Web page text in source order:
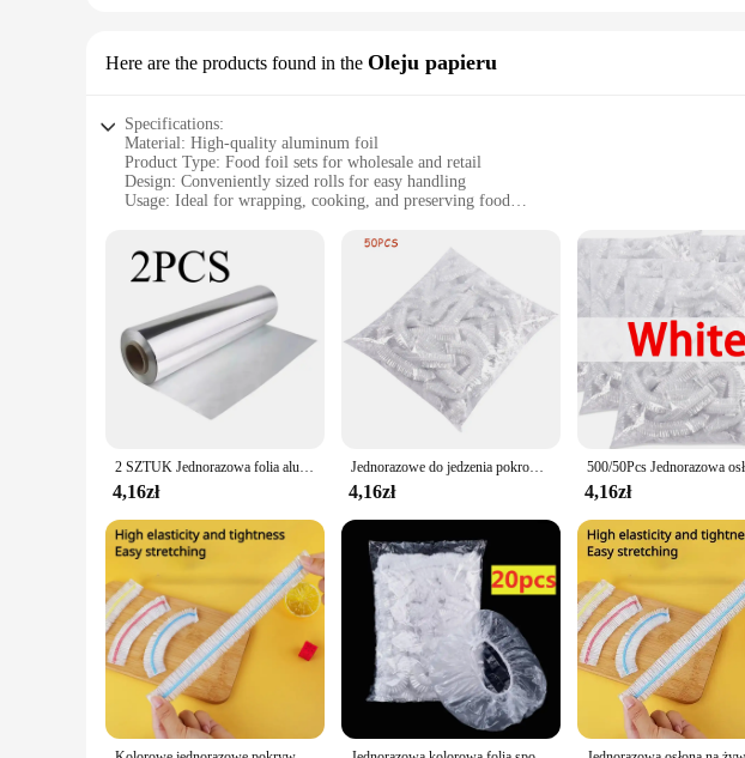
Here are the products found in the Oleju papieru
Specifications:
Material: High-quality aluminum foil
Product Type: Food foil sets for wholesale and retail
Design: Conveniently sized rolls for easy handling
Usage: Ideal for wrapping, cooking, and preserving food
Quantity: Available in bulk for commercial and personal use
Features:
|Wholesale|Vendors|
**Versatile and Durable**
The Oleju papieru food foil is a staple in any kitchen or food service establishment.
ensuring your food is cooked evenly and safely. Whether you're a professional chef or a
of dishes.
The Oleju papieru food foil is not just about durability; it's also about convenience. The
use. The sleek design of the foil allows for a tight seal, locking in flavors and preventing
your family, the Oleju papieru food foil will help you achieve professional-grade results
**Sustainable and Economical**
In an era where sustainability is a growing concern, the Oleju papieru food foil is a
With bulk options available, you can purchase in large quantities, reducing waste and
supplier, or a home cook looking to make a sustainable choice, the Oleju papieru food
2 SZTUK Jednorazowa folia aluminiowa Rolka papieru Odporna na olej Nieprzywierająca folia aluminiowa Rolka Food Grade Papier do pakowania Grillowanie Pieczenie
4,16zł
Jednorazowe do jedzenia pokrowiec folia plastikowa elastyczne pokrywki na żywność do miska na owoce kubków kapsle do przechowywania zachowywanie świeżości kuchennej 500 szt.
4,16zł 4,16zł